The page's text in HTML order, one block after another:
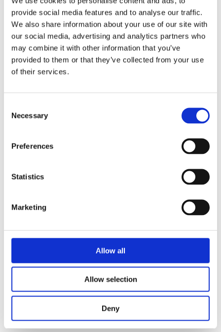
provide social media features and to analyse our traffic.
We also share information about your use of our site with
our social media, advertising and analytics partners who
may combine it with other information that you’ve
provided to them or that they’ve collected from your use
of their services.
Selection
Necessary
Preferences
Statistics
Marketing
Allow all
Allow selection
Deny
Därför måste vi gå från ord till handling.
Det är där jobben finns – och där Sveriges
framtid börjar.
Mats Assarsson, Förbundsordförande,
Företagarförbundet (FF)
Namn*
Spara mitt namn, min e-postadress och webbplats i denna